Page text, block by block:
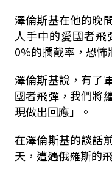
澤倫斯基在他的晚
人手中的愛國者
0%的攔截率，恐怖
澤倫斯基說，有了
國者飛彈，我們將
現做出回應」。
在澤倫斯基的談話
天，遭遇俄羅斯的